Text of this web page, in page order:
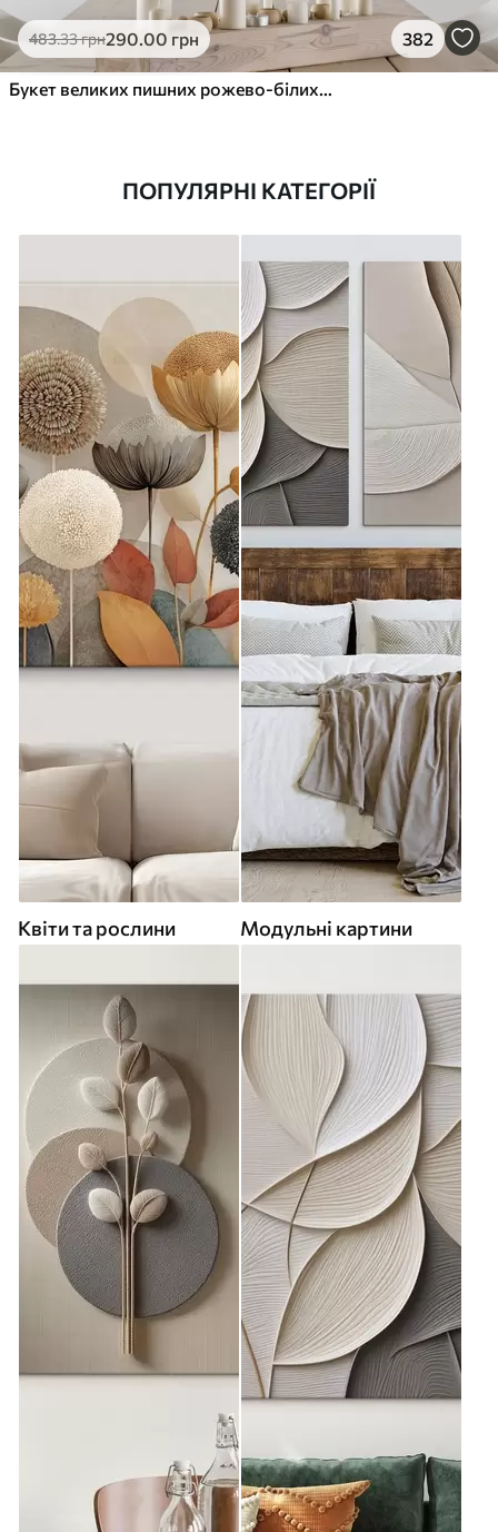
483.33грн290.00 грн 382
Букет великих пишних рожево-білих квітів півонії із зеленим листям на м’якому розмитому фоні
ПОПУЛЯРНІ КАТЕГОРІЇ
Квіти та рослини Модульні картини